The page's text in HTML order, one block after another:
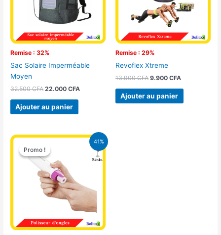
Remise : 32%
Sac Solaire Imperméable
Moyen
32.500CFA 22.000CFA
Ajouter au panier
Remise : 29%
Revoflex Xtreme
13.900CFA 9.900 CFA
Ajouter au panier
41%
Promo !
Promo !
Le
prix
initial
était :
8.500 CFA.
Le